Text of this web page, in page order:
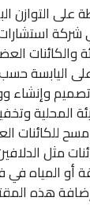
على التوازن
استشارات
والكائنات
اليابسة
وإنشاء
المحلية
للكائنات
مثل
أو المياه
هذه